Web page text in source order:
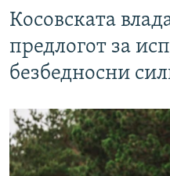
Косовската
предлогот за
безбедносни